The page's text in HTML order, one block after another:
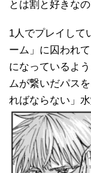
とは割と好きな
1人でプレイして
ーム」に囚われ
になっているよ
ムが繋いだパス
ればならない」水